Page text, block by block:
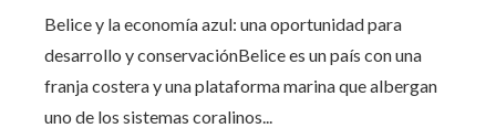
Belice y la economía azul: una oportunidad para
desarrollo y conservaciónBelice es un país con una
franja costera y una plataforma marina que albergan
uno de los sistemas coralinos...